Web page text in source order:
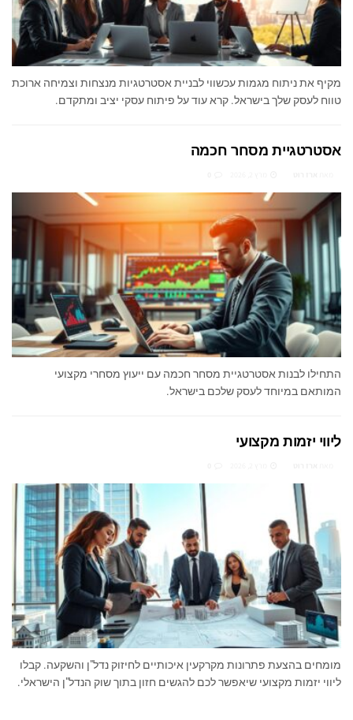
מקיף את ניתוח מגמות עכשווי לבניית אסטרטגיות מנצחות וצמיחה ארוכת
טווח לעסק שלך בישראל. קרא עוד על פיתוח עסקי יציב ומתקדם.
אסטרטגיית מסחר חכמה
התחילו לבנות אסטרטגיית מסחר חכמה עם ייעוץ מסחרי מקצועי
המותאם במיוחד לעסק שלכם בישראל.
ליווי יזמות מקצועי
מומחים בהצעת פתרונות מקרקעין איכותיים לחיזוק נדל"ן והשקעה. קבלו
ליווי יזמות מקצועי שיאפשר לכם להגשים חזון בתוך שוק הנדל"ן הישראלי.